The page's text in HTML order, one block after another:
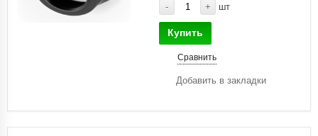
- + шт
Купить
Сравнить
Добавить в закладки